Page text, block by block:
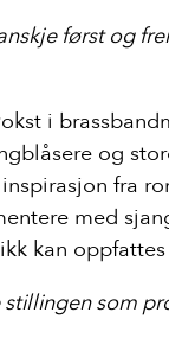
først og
i
og
fra
med
kan
som